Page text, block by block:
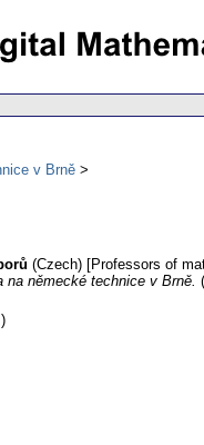
v Brně
(Czech) [Professors of
na německé technice v Brně.